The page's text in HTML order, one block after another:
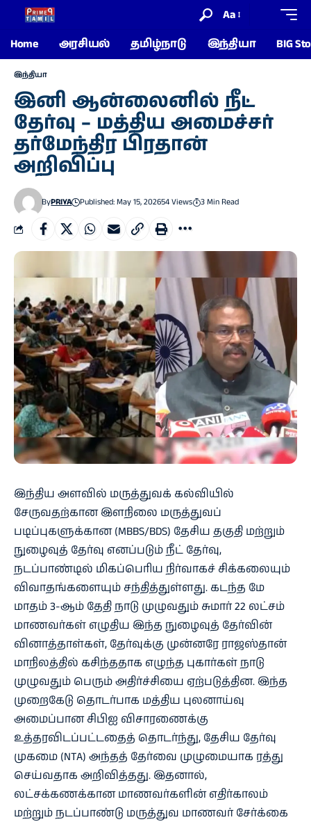
Aa
Home
அரசியல் தமிழ்நாடு இந்தியா BIG
இந்தியா
இனி ஆன்லைனில் நீட்
தேர்வு – மத்திய அமைச்சர்
தர்மேந்திர பிரதான்
அறிவிப்பு
ByPRIYA Published: May 15, 202654 Views 3 Min Read
இந்திய அளவில் மருத்துவக் கல்வியில்
சேருவதற்கான இளநிலை மருத்துவப்
படிப்புகளுக்கான (MBBS/BDS) தேசிய தகுதி மற்றும்
நுழைவுத் தேர்வு எனப்படும் நீட் தேர்வு,
நடப்பாண்டில் மிகப்பெரிய நிர்வாகச் சிக்கலையும்
விவாதங்களையும் சந்தித்துள்ளது. கடந்த மே
மாதம் 3-ஆம் தேதி நாடு முழுவதும் சுமார் 22 லட்சம்
மாணவர்கள் எழுதிய இந்த நுழைவுத் தேர்வின்
வினாத்தாள்கள், தேர்வுக்கு முன்னரே ராஜஸ்தான்
மாநிலத்தில் கசிந்ததாக எழுந்த புகார்கள் நாடு
முழுவதும் பெரும் அதிர்ச்சியை ஏற்படுத்தின. இந்த
முறைகேடு தொடர்பாக மத்திய புலனாய்வு
அமைப்பான சிபிஐ விசாரணைக்கு
உத்தரவிடப்பட்டதைத் தொடர்ந்து, தேசிய தேர்வு
முகமை (NTA) அந்தத் தேர்வை முழுமையாக ரத்து
செய்வதாக அறிவித்தது. இதனால்,
லட்சக்கணக்கான மாணவர்களின் எதிர்காலம்
மற்றும் நடப்பாண்டு மருத்துவ மாணவர் சேர்க்கை